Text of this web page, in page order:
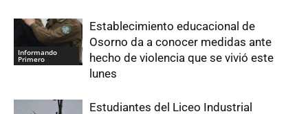
Informando
Primero
Establecimiento educacional de
Osorno da a conocer medidas ante
hecho de violencia que se vivió este
lunes
Estudiantes del Liceo Industrial